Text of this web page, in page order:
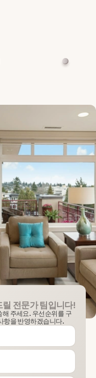
전문가 팀입니다!
주세요. 우선순위를 구
항을 반영하겠습니다.